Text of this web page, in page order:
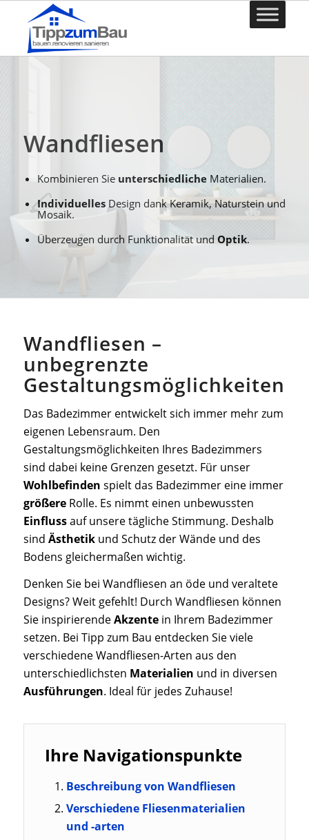
Wandfliesen
Kombinieren Sie unterschiedliche Materialien.
Individuelles Design dank Keramik, Naturstein und
Mosaik.
Überzeugen durch Funktionalität undOptik.
Wandfliesen –
unbegrenzte
Gestaltungsmöglichkeiten
Das Badezimmer entwickelt sich immer mehr zum
eigenen Lebensraum. Den
Gestaltungsmöglichkeiten Ihres Badezimmers
sind dabei keine Grenzen gesetzt. Für unser
Wohlbefinden spielt das Badezimmer eine immer
größereRolle. Es nimmt einen unbewussten
Einflussauf unsere tägliche Stimmung. Deshalb
sind Ästhetikund Schutz der Wände und des
Bodens gleichermaßen wichtig.
Denken Sie bei Wandfliesen an öde und veraltete
Designs? Weit gefehlt! Durch Wandfliesen können
Sie inspirierendeAkzentein Ihrem Badezimmer
setzen. Bei Tipp zum Bau entdecken Sie viele
verschiedene Wandfliesen-Arten aus den
unterschiedlichsten Materialien und in diversen
Ausführungen. Ideal für jedes Zuhause!
Ihre Navigationspunkte
Beschreibung von Wandfliesen
Verschiedene Fliesenmaterialien
und -arten